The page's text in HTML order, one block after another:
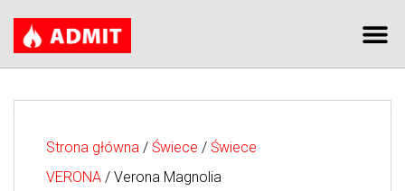
Strona główna / Świece / Świece
VERONA / Verona Magnolia